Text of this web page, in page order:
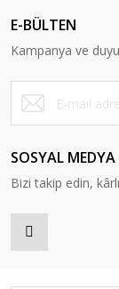
E-BÜLTEN
Kampanya ve
SOSYAL MEDYA
Bizi takip edin, kârlı